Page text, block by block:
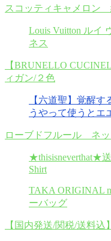
スコッティキャメロン
Louis Vuitton ルイ
ネス
【BRUNELLO
ィガン/２色
【六道聖】覚醒
うやって使うとエ
ローブドフルール ネッ
★thisisneverthat★
Shirt
TAKA ORIGINAL
ーバッグ
【国内発送/関税/送料込